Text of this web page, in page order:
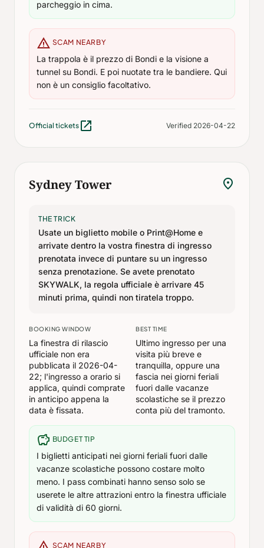
parcheggio in cima.
warning SCAM NEARBY
La trappola è il prezzo di Bondi e la visione a
tunnel su Bondi. E poi nuotate tra le bandiere. Qui
non è un consiglio facoltativo.
Official tickets open_in_new Verified 2026-04-22
Sydney Tower location_on
THE TRICK
Usate un biglietto mobile o Print@Home e
arrivate dentro la vostra finestra di ingresso
prenotata invece di puntare su un ingresso
senza prenotazione. Se avete prenotato
SKYWALK, la regola ufficiale è arrivare 45
minuti prima, quindi non tiratela troppo.
BOOKING WINDOW
La finestra di rilascio
ufficiale non era
pubblicata il 2026-04-
22; l'ingresso a orario si
applica, quindi comprate
in anticipo appena la
data è fissata.
BEST TIME
Ultimo ingresso per una
visita più breve e
tranquilla, oppure una
fascia nei giorni feriali
fuori dalle vacanze
scolastiche se il prezzo
conta più del tramonto.
savings BUDGET TIP
I biglietti anticipati nei giorni feriali fuori dalle
vacanze scolastiche possono costare molto
meno. I pass combinati hanno senso solo se
userete le altre attrazioni entro la finestra ufficiale
di validità di 60 giorni.
SCAM NEARBY